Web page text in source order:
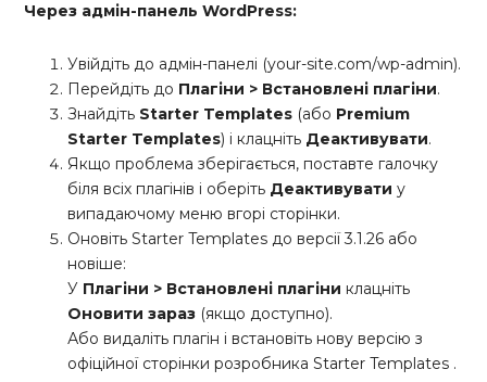
Через адмін-панель WordPress:
Увійдіть до адмін-панелі (your-site.com/wp-admin).
Перейдіть до Плагіни > Встановлені плагіни.
Знайдіть Starter Templates (або Premium
Starter Templates) і клацніть Деактивувати.
Якщо проблема зберігається, поставте галочку
біля всіх плагінів і оберіть Деактивувати у
випадаючому меню вгорі сторінки.
Оновіть Starter Templates до версії 3.1.26 або
новіше:
У Плагіни > Встановлені плагіни клацніть
Оновити зараз (якщо доступно).
Або видаліть плагін і встановіть нову версію з
офіційної сторінки розробника Starter Templates .